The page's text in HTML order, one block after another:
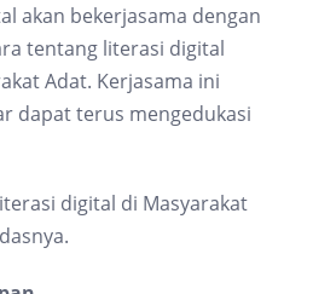
akan bekerjasama dengan
tentang literasi digital
Adat. Kerjasama ini
dapat terus mengedukasi
digital di Masyarakat